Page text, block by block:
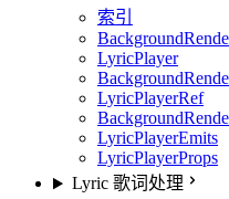
索引
LyricPlayer
LyricPlayerRef
LyricPlayerEmits
LyricPlayerProps
Lyric 歌词处理